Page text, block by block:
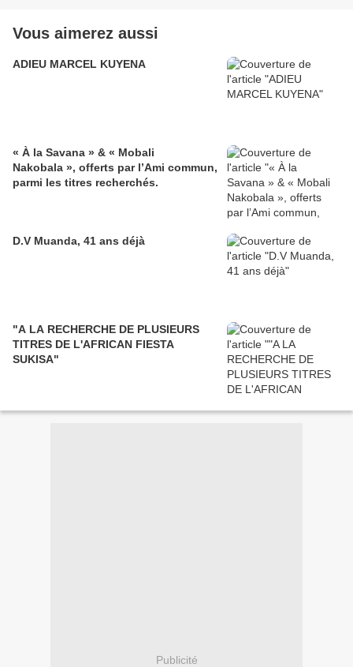
Vous aimerez aussi
ADIEU MARCEL KUYENA
« À la Savana » & « Mobali
Nakobala », offerts par l’Ami commun,
parmi les titres recherchés.
D.V Muanda, 41 ans déjà
"A LA RECHERCHE DE PLUSIEURS
TITRES DE L'AFRICAN FIESTA
SUKISA"
Publicité